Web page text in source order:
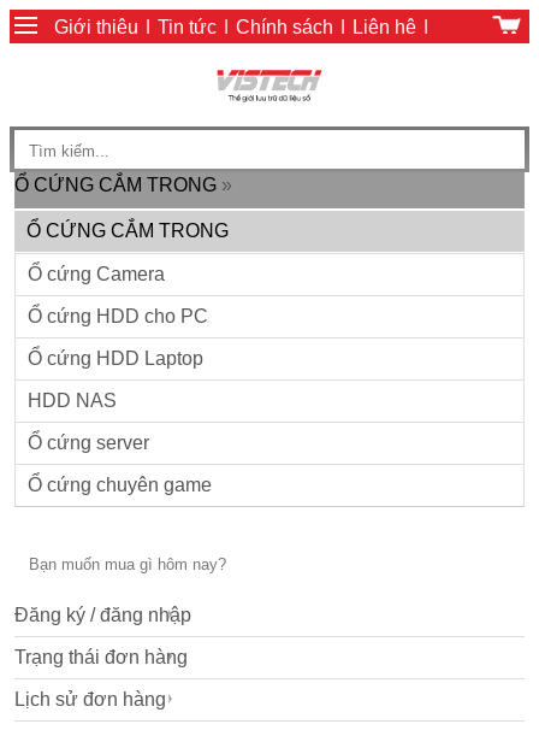
Giới thiệu Tin tức Chính sách Liên hệ
Giỏ hàng|Chính sách thanh toán
Ổ CỨNG CẮM TRONG »
Ổ CỨNG CẮM TRONG
Ổ cứng Camera
Ổ cứng HDD cho PC
Ổ cứng HDD Laptop
HDD NAS
Ổ cứng server
Ổ cứng chuyên game
Đăng ký / đăng nhập
Trạng thái đơn hàng
Lịch sử đơn hàng